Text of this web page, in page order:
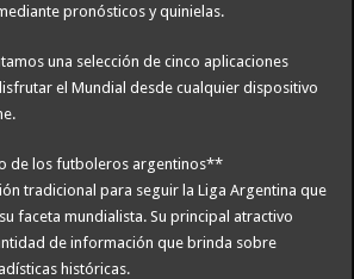
pronósticos y quinielas.
una selección de cinco aplicaciones
el Mundial desde cualquier dispositivo
de los futboleros argentinos**
tradicional para seguir la Liga Argentina que
faceta mundialista. Su principal atractivo
de información que brinda sobre
históricas.